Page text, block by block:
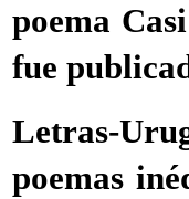
poema
fue
Letras-
poemas